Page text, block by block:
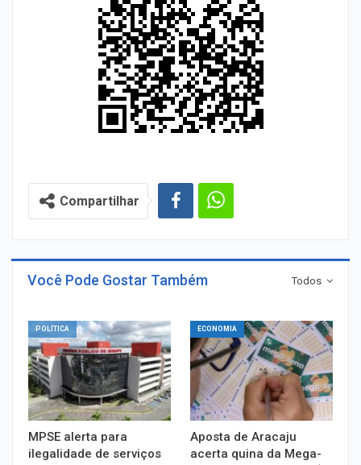
Compartilhar
Todos
Você Pode Gostar Também
POLÍTICA
MPSE alerta para
ilegalidade de serviços
ECONOMIA
Aposta de Aracaju
acerta quina da Mega-